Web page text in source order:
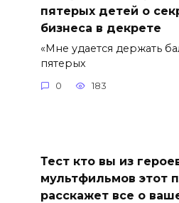
пятерых детей о
бизнеса в декрете
«Мне удается держать
пятерых
0 183
Тест кто вы из
мультфильмов этот
расскажет все о